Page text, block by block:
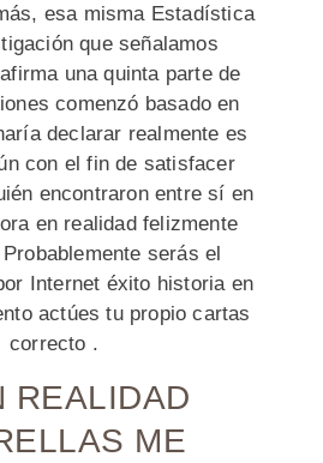
esa misma Estadística
que señalamos
una quinta parte de
comenzó basado en
declarar realmente es
con el fin de satisfacer
encontraron entre sí en
en realidad felizmente
serás el
Internet éxito historia en
actúes tu propio cartas
correcto .
REALIDAD
ME